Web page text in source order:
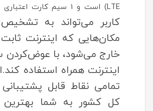
LTE) است و 1 سیم کارت اعتباری (FD) می باشد.
کاربر می‌تواند به
مکان‌هایی که اینترنت
خارج می‌شود، با عوض‌کردن
اینترنت همراه استفاده
تمامی نقاط قابل پشتیبانی
کل کشور به شما